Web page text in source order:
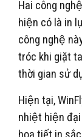
Hai công
hiện có là in
công nghệ
tróc khi giặt
thời gian sử
Hiện tại,
nhiệt hiện đại
họa tiết in